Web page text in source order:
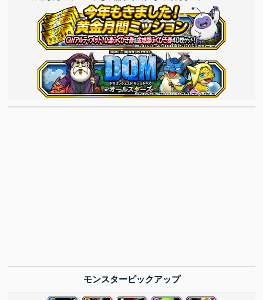
モンスターピックアップ